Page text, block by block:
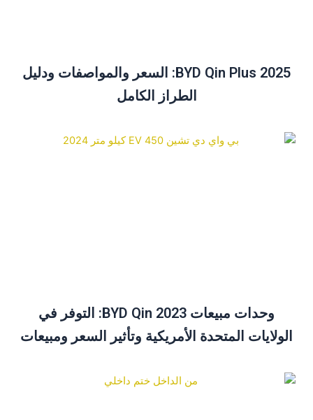
BYD Qin Plus 2025: السعر والمواصفات ودليل
الطراز الكامل
وحدات مبيعات BYD Qin 2023: التوفر في
الولايات المتحدة الأمريكية وتأثير السعر ومبيعات